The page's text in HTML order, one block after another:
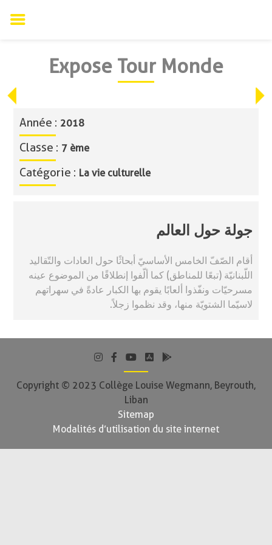
Expose Tour Monde
Année : 2018
Classe : 7 ème
Catégorie : La vie culturelle
جولة حول العالم
أقام الصّفّ الخامس الأساسيّ أبحاثًا حول العادات والتّقاليد
اللّبنانيّة (تبعًا للمناطق) كما ألّفوا إنطلاقًا من الموضوع عينه
مسرحيّات ونفّذوا ألعابًا يقوم بها الكبار عادةً في سهراتهم
لاسيّما الشتويّة منها، وقد نظموا زجلاً.
Copyright © 2023 Collège Louise Wegmann, Beyrouth,
Liban
Sitemap
Modalités d’utilisation du site internet